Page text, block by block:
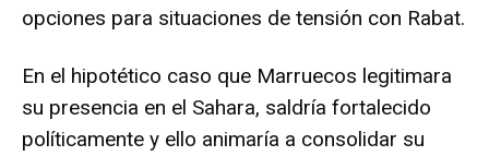
opciones para situaciones de tensión con Rabat.
En el hipotético caso que Marruecos legitimara
su presencia en el Sahara, saldría fortalecido
políticamente y ello animaría a consolidar su